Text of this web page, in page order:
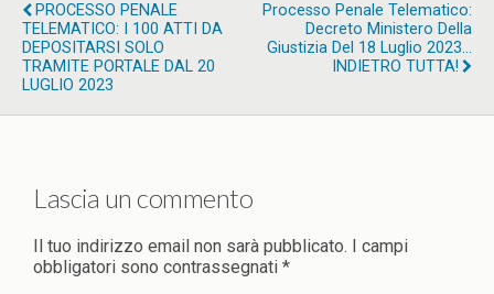
PROCESSO PENALE
TELEMATICO: I 100 ATTI DA
DEPOSITARSI SOLO
TRAMITE PORTALE DAL 20
LUGLIO 2023
Processo Penale Telematico:
Decreto Ministero Della
Giustizia Del 18 Luglio 2023...
INDIETRO TUTTA!
Lascia un commento
Il tuo indirizzo email non sarà pubblicato.
I campi
obbligatori sono contrassegnati *